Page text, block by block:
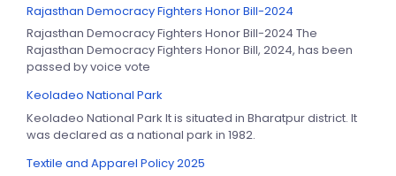
Rajasthan Democracy Fighters Honor Bill-2024
Rajasthan Democracy Fighters Honor Bill-2024 The
Rajasthan Democracy Fighters Honor Bill, 2024, has been
passed by voice vote
Keoladeo National Park
Keoladeo National Park It is situated in Bharatpur district. It
was declared as a national park in 1982.
Textile and Apparel Policy 2025